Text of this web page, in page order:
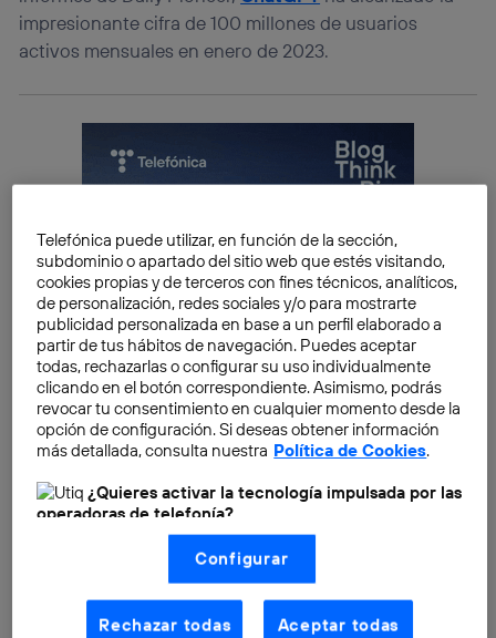
impresionante cifra de 100 millones de usuarios
activos mensuales en enero de 2023.
Pero este parece ser solo el comienzo. A continuación
te damos algunos datos acerca de los países que más
lo usan a la fecha.
Telefónica puede utilizar, en función de la sección,
subdominio o apartado del sitio web que estés visitando,
cookies propias y de terceros con fines técnicos, analíticos,
de personalización, redes sociales y/o para mostrarte
publicidad personalizada en base a un perfil elaborado a
partir de tus hábitos de navegación. Puedes aceptar
todas, rechazarlas o configurar su uso individualmente
clicando en el botón correspondiente. Asimismo, podrás
revocar tu consentimiento en cualquier momento desde la
opción de configuración. Si deseas obtener información
más detallada, consulta nuestra Política de Cookies.
¿Quieres activar la tecnología impulsada por las
operadoras de telefonía?
Nosotros, Telefónica S.A., utilizamos la tecnología Utiq para
realizar nuestras acciones de marketing digital o análisis
(como se describe en este aviso de consentimiento)
basadas en tu navegación en nuestra(s) web(s)
aquí(solo cuando utilizas una conexión a
Configurar
Rechazar todas Aceptar todas